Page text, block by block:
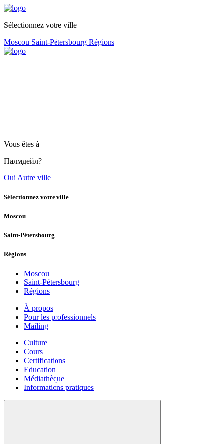
Sélectionnez votre ville
Moscou Saint-Pétersbourg Régions
Vous êtes à
Палмдейл?
Oui Autre ville
Sélectionnez votre ville
Moscou
Saint-Pétersbourg
Régions
Moscou
Saint-Pétersbourg
Régions
À propos
Pour les professionnels
Mailing
Culture
Cours
Certifications
Education
Médiathèque
Informations pratiques